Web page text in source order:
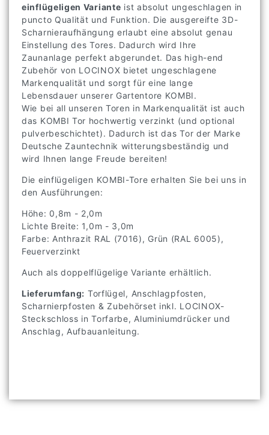
einflügeligen Variante ist absolut ungeschlagen in
puncto Qualität und Funktion. Die ausgereifte 3D-
Scharnieraufhängung erlaubt eine absolut genau
Einstellung des Tores. Dadurch wird Ihre
Zaunanlage perfekt abgerundet. Das high-end
Zubehör von LOCINOX bietet ungeschlagene
Markenqualität und sorgt für eine lange
Lebensdauer unserer Gartentore KOMBI.
Wie bei all unseren Toren in Markenqualität ist auch
das KOMBI Tor hochwertig verzinkt (und optional
pulverbeschichtet). Dadurch ist das Tor der Marke
Deutsche Zauntechnik witterungsbeständig und
wird Ihnen lange Freude bereiten!
Die einflügeligen KOMBI-Tore erhalten Sie bei uns in
den Ausführungen:
Höhe: 0,8m - 2,0m
Lichte Breite: 1,0m - 3,0m
Farbe: Anthrazit RAL (7016), Grün (RAL 6005),
Feuerverzinkt
Auch als doppelflügelige Variante erhältlich.
Lieferumfang: Torflügel, Anschlagpfosten,
Scharnierpfosten & Zubehörset inkl. LOCINOX-
Steckschloss in Torfarbe, Aluminiumdrücker und
Anschlag, Aufbauanleitung.